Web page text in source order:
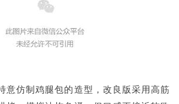
意仿制鸡腿包的造型，改良版采用高筋